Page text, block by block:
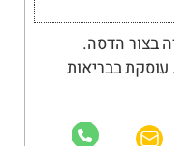
בצור הדסה.
בבריאות